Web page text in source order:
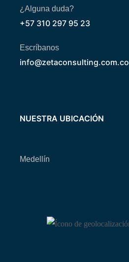
¿Alguna duda?
+57 310 297 95 23
Escríbanos
info@zetaconsulting.com.co
NUESTRA UBICACIÓN
Medellín